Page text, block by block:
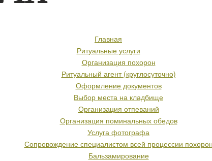
Главная
Ритуальные услуги
Организация похорон
Ритуальный агент (круглосуточно)
Оформление документов
Выбор места на кладбище
Организация отпеваний
Организация поминальных обедов
Услуга фотографа
Сопровождение специалистом всей процессии похорон
Бальзамирование